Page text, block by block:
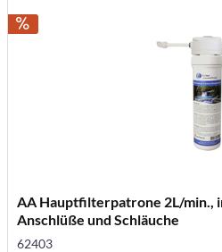
AA Hauptfilterpatrone 2L/min.,
Anschlüße und Schläuche
62403